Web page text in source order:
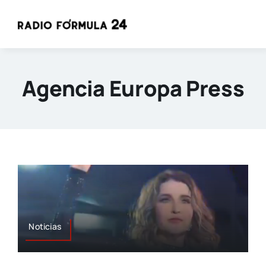
Agencia Europa Press
Noticias